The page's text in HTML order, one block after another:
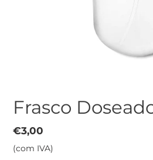
Frasco
Preço
normal
€3,00
(com IVA)